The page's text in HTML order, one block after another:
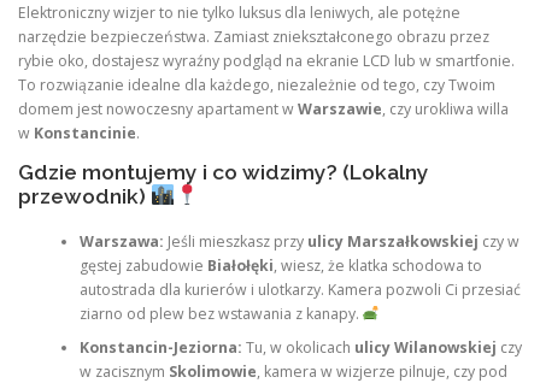
Elektroniczny wizjer to nie tylko luksus dla leniwych, ale potężne
narzędzie bezpieczeństwa. Zamiast zniekształconego obrazu przez
rybie oko, dostajesz wyraźny podgląd na ekranie LCD lub w smartfonie.
To rozwiązanie idealne dla każdego, niezależnie od tego, czy Twoim
domem jest nowoczesny apartament wWarszawie, czy urokliwa willa
w Konstancinie.
Gdzie montujemy i co widzimy? (Lokalny
przewodnik)
Warszawa: Jeśli mieszkasz przy ulicy Marszałkowskiej czy w
gęstej zabudowie Białołęki, wiesz, że klatka schodowa to
autostrada dla kurierów i ulotkarzy. Kamera pozwoli Ci przesiać
ziarno od plew bez wstawania z kanapy.
Konstancin-Jeziorna: Tu, w okolicach ulicy Wilanowskiej czy
w zacisznym Skolimowie, kamera w wizjerze pilnuje, czy pod